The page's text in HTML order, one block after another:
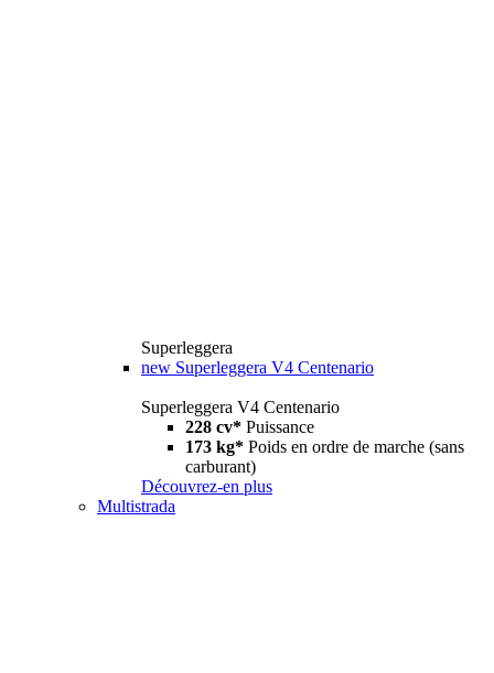
Superleggera
new Superleggera V4 Centenario
Superleggera V4 Centenario
228 cv* Puissance
173 kg* Poids en ordre de marche (sans
carburant)
Découvrez-en plus
Multistrada